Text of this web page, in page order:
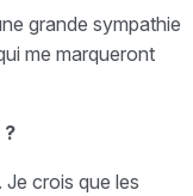
grande sympathie
me marqueront
crois que les